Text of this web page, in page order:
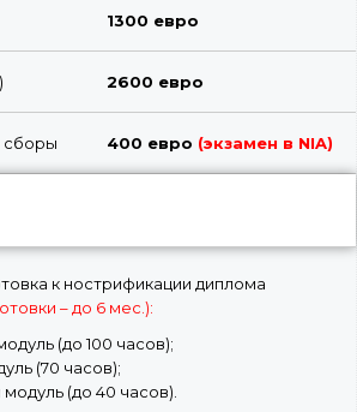
1300 евро
2600 евро
сборы 400 евро (экзамен в NIA)
к нострификации диплома
– до 6 мес.):
(до 100 часов);
(70 часов);
(до 40 часов).